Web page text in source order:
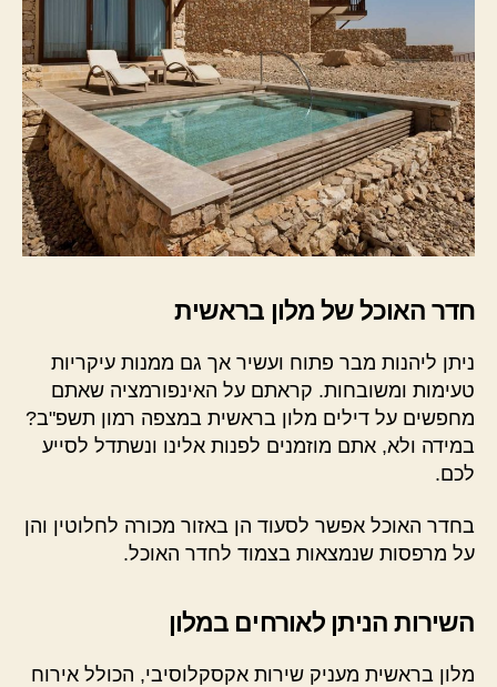
חדר האוכל של מלון בראשית
ניתן ליהנות מבר פתוח ועשיר אך גם ממנות עיקריות
טעימות ומשובחות. קראתם על האינפורמציה שאתם
מחפשים על דילים מלון בראשית במצפה רמון תשפ"ב?
במידה ולא, אתם מוזמנים לפנות אלינו ונשתדל לסייע
לכם.
בחדר האוכל אפשר לסעוד הן באזור מכורה לחלוטין והן
על מרפסות שנמצאות בצמוד לחדר האוכל.
השירות הניתן לאורחים במלון
מלון בראשית מעניק שירות אקסקלוסיבי, הכולל אירוח